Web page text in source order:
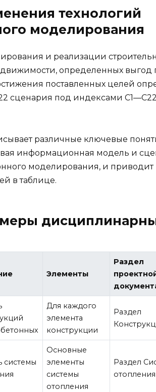
технологий
моделирования
и реализации
определенных выгод
поставленных целей
сценария под индексами
различные ключевые
информационная модель и
моделирования, и
в таблице.
Элементы
Раздел
Для каждого
элемента
конструкции
Раздел
системы
Основные
элементы
системы
отопления
Раздел
отопления